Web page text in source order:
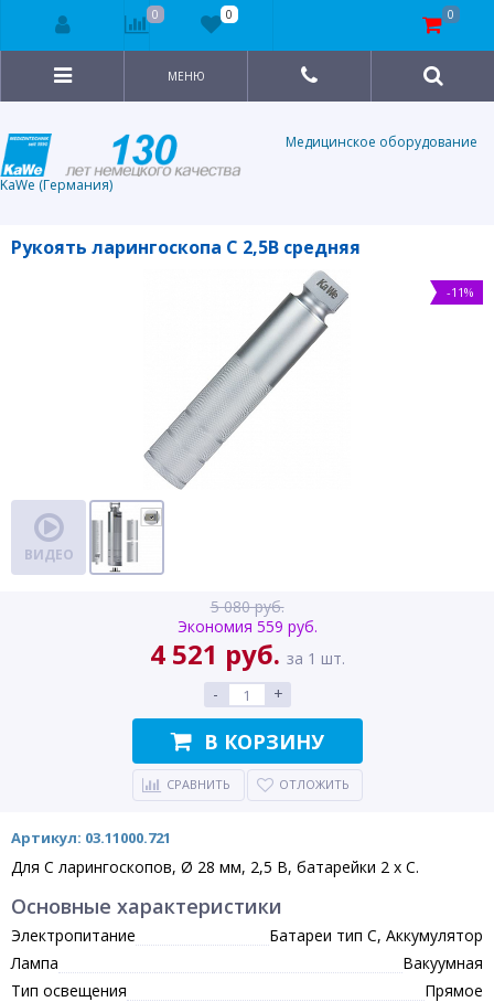
Медицинское оборудование
KaWe (Германия)
МЕНЮ
Рукоять ларингоскопа С 2,5В средняя
-11%
ВИДЕО
Артикул: 03.11000.721
Для C ларингоскопов, Ø 28 мм, 2,5 В, батарейки 2 х С.
5 080 руб.
Экономия 559 руб.
4 521 руб. за 1 шт.
-
+
В КОРЗИНУ
СРАВНИТЬ ОТЛОЖИТЬ
Основные характеристики
Электропитание
Батареи тип С, Аккумулятор
Лампа
Вакуумная
Тип освещения
Прямое
0 0 0